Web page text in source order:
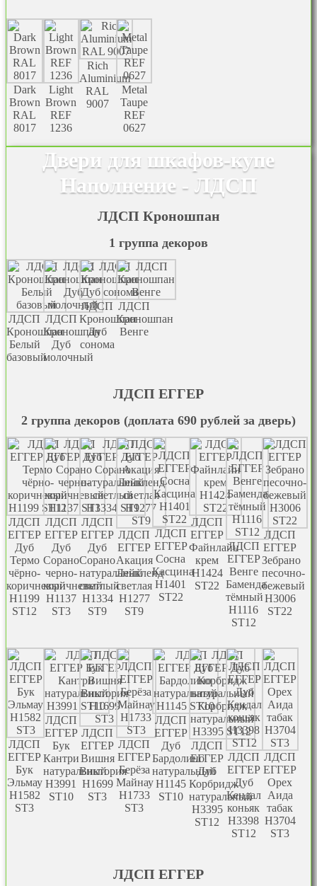
Dark
Brown
RAL
8017
Light
Brown
REF
1236
Rich
Aluminium
RAL
9007
Metal
Taupe
REF
0627
Двери для шкафов-купе
Наполнение - ЛДСП
ЛДСП Кроношпан
1 группа декоров
ЛДСП
Кроношпан
Белый
базовый
ЛДСП
Кроношпан
Дуб
молочный
ЛДСП
Кроношпан
Дуб
сонома
ЛДСП
Кроношпан
Венге
ЛДСП EГГЕР
2 группа декоров (доплата 690 рублей за дверь)
ЛДСП
EГГЕР
Дуб
Термо
чёрно-
коричневый
Н1199
ST12
ЛДСП
EГГЕР
Дуб
Сорано
черно-
коричневый
H1137
ST3
ЛДСП
EГГЕР
Дуб
Сорано
натуральный
светлый
H1334
ST9
ЛДСП
EГГЕР
Акация
Лейкленд
светлая
H1277
ST9
ЛДСП
EГГЕР
Сосна
Касцина
Н1401
ST22
ЛДСП
EГГЕР
Файнлайн
крем
H1424
ST22
ЛДСП
EГГЕР
Венге
Баменда
тёмный
Н1116
ST12
ЛДСП
EГГЕР
Зебрано
песочно-
бежевый
H3006
ST22
ЛДСП
EГГЕР
Бук
Эльмау
H1582
ST3
ЛДСП
EГГЕР
Бук
Кантри
натуральный
Н3991
ST10
ЛДСП
EГГЕР
Вишня
Виктория
H1699
ST3
ЛДСП
EГГЕР
Берёза
Майнау
H1733
ST3
ЛДСП
EГГЕР
Дуб
Бардолино
натуральный
H1145
ST10
ЛДСП
EГГЕР
Дуб
Корбридж
натуральный
Н3395
ST12
ЛДСП
EГГЕР
Дуб
Кендал
коньяк
Н3398
ST12
ЛДСП
EГГЕР
Орех
Аида
табак
H3704
ST3
ЛДСП EГГЕР